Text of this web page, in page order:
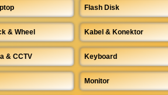
Flash Disk
& Wheel Kabel & Konektor
& CCTV Keyboard
Monitor